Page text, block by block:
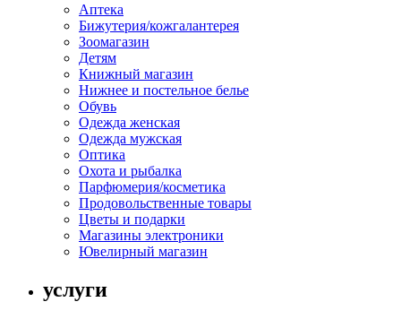
Аптека
Бижутерия/кожгалантерея
Зоомагазин
Детям
Книжный магазин
Нижнее и постельное белье
Обувь
Одежда женская
Одежда мужская
Оптика
Охота и рыбалка
Парфюмерия/косметика
Продовольственные товары
Цветы и подарки
Магазины электроники
Ювелирный магазин
услуги